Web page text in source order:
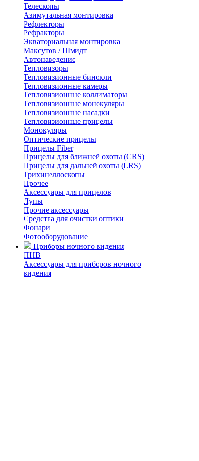
Телескопы
Азимутальная монтировка
Рефлекторы
Рефракторы
Экваториальная монтировка
Максутов / Шмидт
Автонаведение
Тепловизоры
Тепловизионные бинокли
Тепловизионные камеры
Тепловизионные коллиматоры
Тепловизионные монокуляры
Тепловизионные насадки
Тепловизионные прицелы
Монокуляры
Оптические прицелы
Прицелы Fiber
Прицелы для ближней охоты (CRS)
Прицелы для дальней охоты (LRS)
Трихинеллоскопы
Прочее
Аксессуары для прицелов
Лупы
Прочие аксессуары
Средства для очистки оптики
Фонари
Фотооборудование
Приборы ночного видения
ПНВ
Аксессуары для приборов ночного
видения